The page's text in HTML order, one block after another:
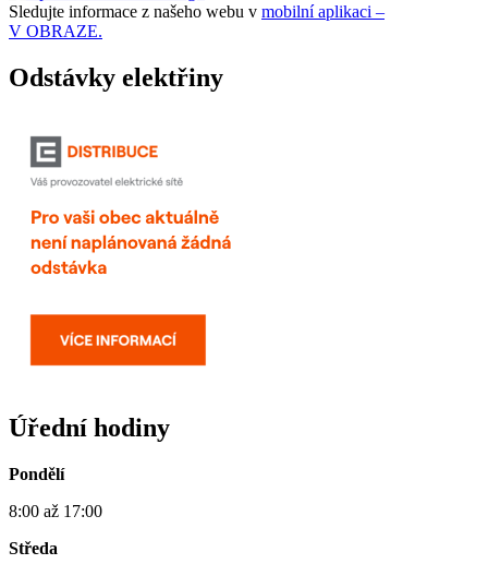
Sledujte informace z našeho webu v mobilní aplikaci –
V OBRAZE.
Odstávky elektřiny
Úřední hodiny
Pondělí
8:00 až 17:00
Středa